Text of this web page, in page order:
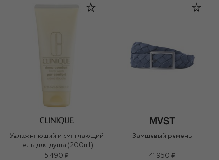
Увлажняющий и смягчающий
гель для душа (200ml)
5 490 ₽
Замшевый ремень
41 950 ₽